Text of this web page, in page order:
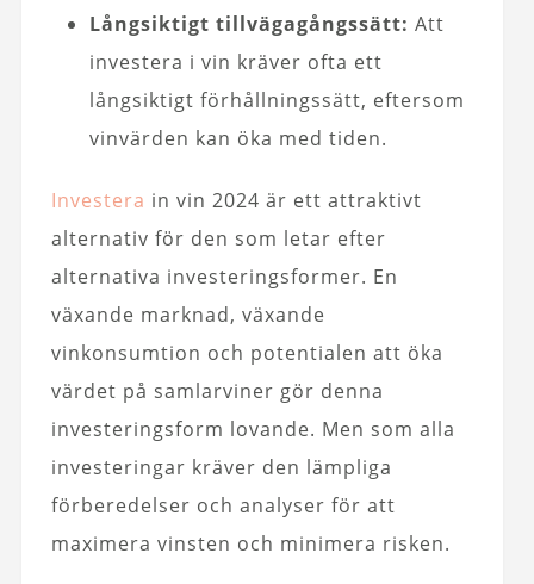
Långsiktigt tillvägagångssätt: Att
investera i vin kräver ofta ett
långsiktigt förhållningssätt, eftersom
vinvärden kan öka med tiden.
Investera in vin 2024 är ett attraktivt
alternativ för den som letar efter
alternativa investeringsformer. En
växande marknad, växande
vinkonsumtion och potentialen att öka
värdet på samlarviner gör denna
investeringsform lovande. Men som alla
investeringar kräver den lämpliga
förberedelser och analyser för att
maximera vinsten och minimera risken.